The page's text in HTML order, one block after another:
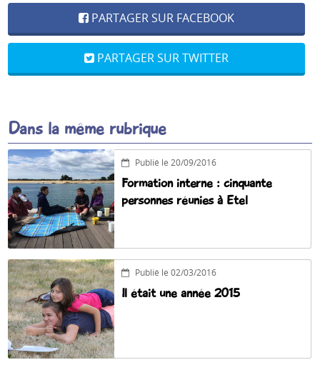
PARTAGER SUR FACEBOOK
PARTAGER SUR TWITTER
Dans la même rubrique
Publié le 20/09/2016
Formation interne : cinquante
personnes réunies à Etel
Publié le 02/03/2016
Il était une année 2015